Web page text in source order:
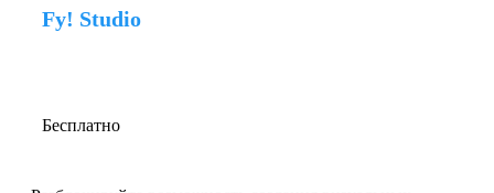
Fy! Studio
Бесплатно